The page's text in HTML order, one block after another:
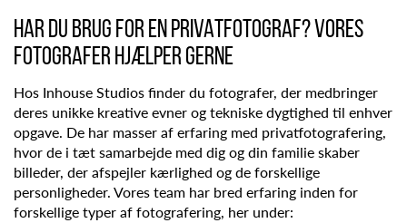
HAR DU BRUG FOR EN PRIVATFOTOGRAF? VORES
FOTOGRAFER HJÆLPER GERNE
Hos Inhouse Studios finder du fotografer, der medbringer
deres unikke kreative evner og tekniske dygtighed til enhver
opgave. De har masser af erfaring med privatfotografering,
hvor de i tæt samarbejde med dig og din familie skaber
billeder, der afspejler kærlighed og de forskellige
personligheder. Vores team har bred erfaring inden for
forskellige typer af fotografering, her under: